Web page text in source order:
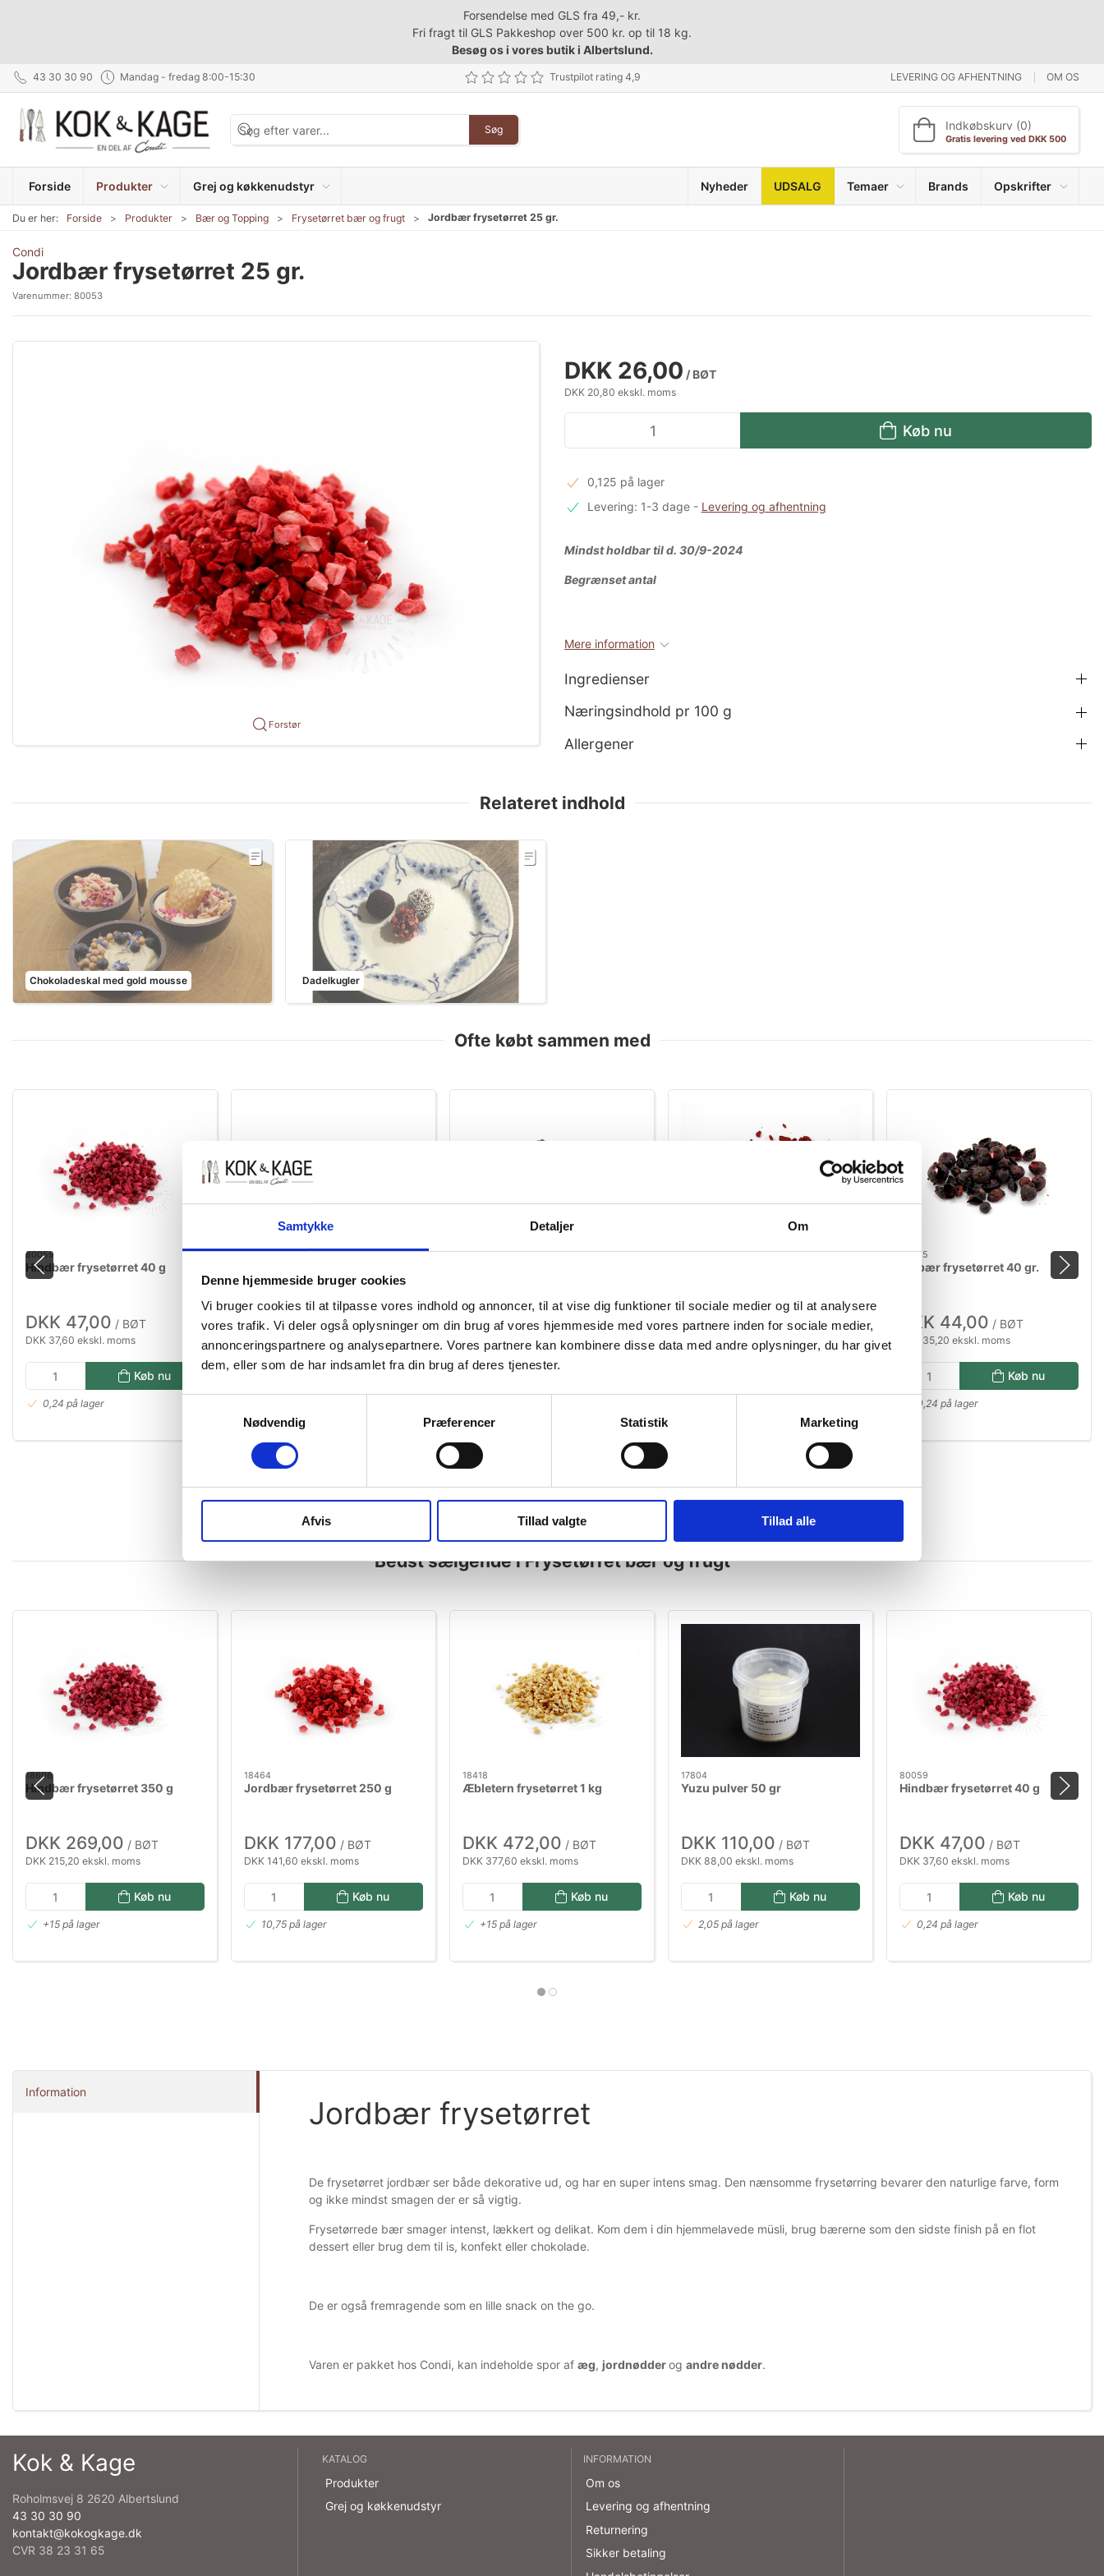
Samtykke Detaljer Om
Denne hjemmeside bruger cookies
Vi bruger cookies til at tilpasse vores indhold og annoncer, til at vise dig funktioner til sociale medier og til at analysere
vores trafik. Vi deler også oplysninger om din brug af vores hjemmeside med vores partnere inden for sociale medier,
annonceringspartnere og analysepartnere. Vores partnere kan kombinere disse data med andre oplysninger, du har givet
dem, eller som de har indsamlet fra din brug af deres tjenester.
Nødvendig
Præferencer Statistik Marketing
Afvis Tillad valgte Tillad alle
Forsendelse med GLS fra 49,- kr.
Fri fragt til GLS Pakkeshop over 500 kr. op til 18 kg.
Besøg os i vores butik i Albertslund.
43 30 30 90 Mandag - fredag 8:00-15:30 Trustpilot rating 4,9 LEVERING OG AFHENTNING OM OS
Søg Indkøbskurv (0)
Gratis levering ved DKK 500
Forside Produkter Grej og køkkenudstyr Nyheder UDSALG Temaer Brands Opskrifter
Du er her: Forside Produkter Bær og Topping Frysetørret bær og frugt Jordbær frysetørret 25 gr.
Condi
Jordbær frysetørret 25 gr.
Varenummer: 80053
Forstør
DKK 26,00 / BØT
DKK 20,80 ekskl. moms
Køb nu
0,125 på lager
Levering: 1-3 dage- Levering og afhentning
Mindst holdbar til d. 30/9-2024
Begrænset antal
Mere information
Ingredienser
Næringsindhold pr 100 g
Allergener
Relateret indhold
Chokoladeskal med gold mousse Dadelkugler
Ofte købt sammen med
80059
Hindbær frysetørret 40 g
DKK 47,00 / BØT
DKK 37,60 ekskl. moms
Køb nu
0,24 på lager
81067
DKK 54,00/ BØT
DKK 43,20 ekskl. moms
80039
DKK 29,00/ BØT
DKK 23,20 ekskl. moms
80056
DKK 113,00/ BØT
DKK 90,40 ekskl. moms
80065
Solbær frysetørret 40 gr.
DKK 44,00 / BØT
DKK 35,20 ekskl. moms
Køb nu
0,24 på lager
Bedst sælgende i Frysetørret bær og frugt
18606
Hindbær frysetørret 350 g
DKK 269,00 / BØT
DKK 215,20 ekskl. moms
Køb nu
+15 på lager
18464
Jordbær frysetørret 250 g
DKK 177,00 / BØT
DKK 141,60 ekskl. moms
Køb nu
10,75 på lager
18418
Æbletern frysetørret 1 kg
DKK 472,00 / BØT
DKK 377,60 ekskl. moms
Køb nu
+15 på lager
17804
Yuzu pulver 50 gr
DKK 110,00 / BØT
DKK 88,00 ekskl. moms
Køb nu
2,05 på lager
80059
Hindbær frysetørret 40 g
DKK 47,00 / BØT
DKK 37,60 ekskl. moms
Køb nu
0,24 på lager
Information
Jordbær frysetørret
De frysetørret jordbær ser både dekorative ud, og har en super intens smag. Den nænsomme frysetørring bevarer den naturlige farve, form
og ikke mindst smagen der er så vigtig.
Frysetørrede bær smager intenst, lækkert og delikat. Kom dem i din hjemmelavede müsli, brug bærerne som den sidste finish på en flot
dessert eller brug dem til is, konfekt eller chokolade.
De er også fremragende som en lille snack on the go.
Varen er pakket hos Condi, kan indeholde spor af æg, jordnødderog andre nødder.
Kok & Kage
Roholmsvej 8 2620 Albertslund
43 30 30 90
kontakt@kokogkage.dk
CVR 38 23 31 65
KATALOG
Produkter
Grej og køkkenudstyr
INFORMATION
Om os
Levering og afhentning
Returnering
Sikker betaling